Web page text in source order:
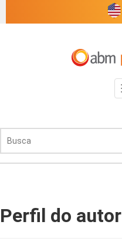
Perfil do autor